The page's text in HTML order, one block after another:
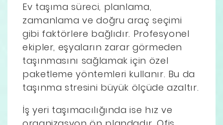
Ev taşıma süreci, planlama,
zamanlama ve doğru araç seçimi
gibi faktörlere bağlıdır. Profesyonel
ekipler, eşyaların zarar görmeden
taşınmasını sağlamak için özel
paketleme yöntemleri kullanır. Bu da
taşınma stresini büyük ölçüde azaltır.
İş yeri taşımacılığında ise hız ve